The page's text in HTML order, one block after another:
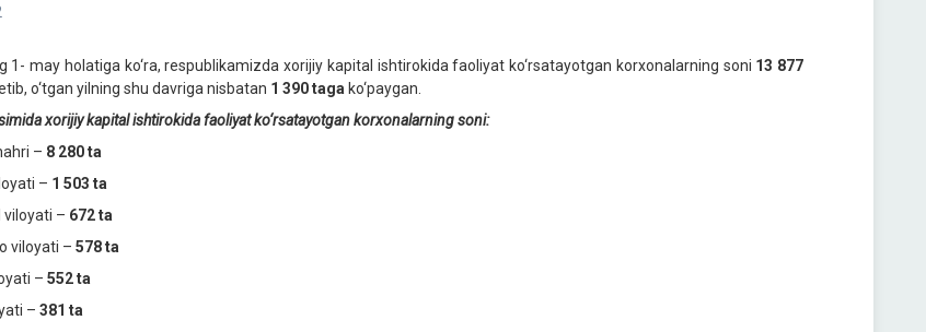
1- may holatiga ko‘ra, respublikamizda xorijiy kapital ishtirokida faoliyat ko‘rsatayotgan korxonalarning soni 13 877
o‘tgan yilning shu davriga nisbatan 1 390 taga ko‘paygan.
xorijiy kapital ishtirokida faoliyat ko‘rsatayotgan korxonalarning soni:
– 8 280ta
– 1 503 ta
viloyati – 672ta
viloyati – 578 ta
– 552 ta
– 381 ta